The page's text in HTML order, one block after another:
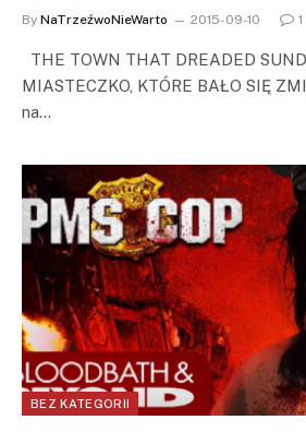
By NaTrzeźwoNieWarto 2015-09-10 1
THE TOWN THAT DREADED
MIASTECZKO, KTÓRE BAŁO SIĘ
na…
BEZ KATEGORII